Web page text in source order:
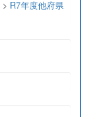
> R7年度他府県